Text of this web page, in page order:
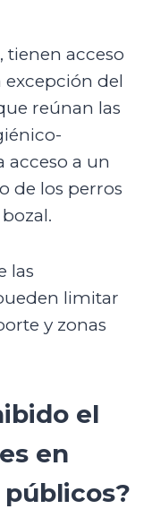
tienen acceso
excepción del
reúnan las
acceso a un
de los perros
las
limitar
y zonas
el
en